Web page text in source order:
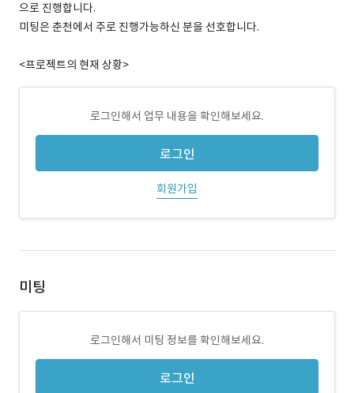
으로 진행합니다.
미팅은 춘천에서 주로 진행가능하신 분을 선호합니다.
<프로젝트의 현재 상황>
로그인해서 업무 내용을 확인해보세요.
로그인
회원가입
미팅
로그인해서 미팅 정보를 확인해보세요.
로그인